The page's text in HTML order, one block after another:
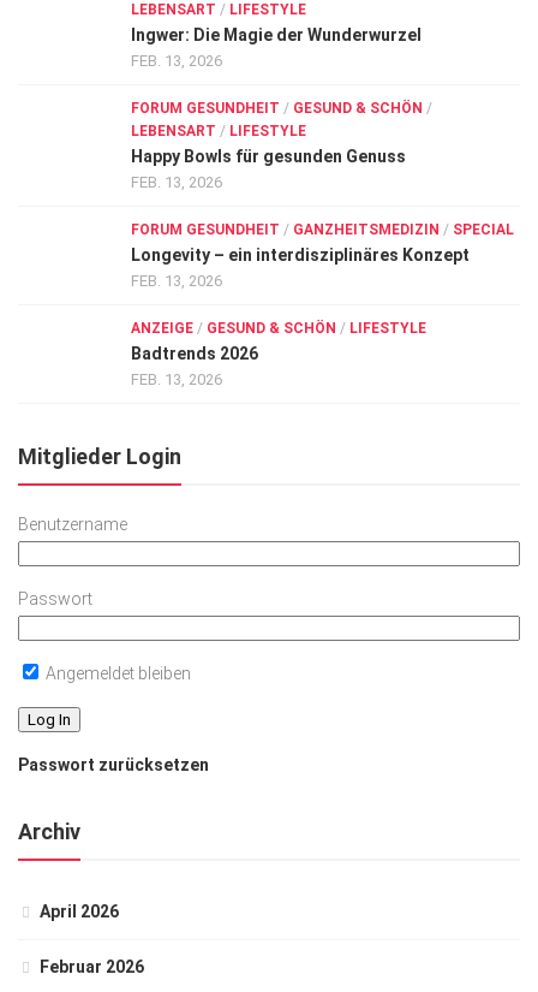
LEBENSART / LIFESTYLE
Ingwer: Die Magie der Wunderwurzel
FEB. 13, 2026
FORUM GESUNDHEIT / GESUND & SCHÖN /
LEBENSART / LIFESTYLE
Happy Bowls für gesunden Genuss
FEB. 13, 2026
FORUM GESUNDHEIT / GANZHEITSMEDIZIN / SPECIAL
Longevity – ein interdisziplinäres Konzept
FEB. 13, 2026
ANZEIGE / GESUND & SCHÖN / LIFESTYLE
Badtrends 2026
FEB. 13, 2026
Mitglieder Login
Benutzername
Passwort
Angemeldet bleiben
Passwort zurücksetzen
Archiv
April 2026
Februar 2026